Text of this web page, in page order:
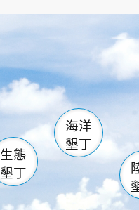
龜山 海生館
恆春
龍鑾潭自
瓊麻館
關山
白砂
生態
墾丁
海洋
墾丁